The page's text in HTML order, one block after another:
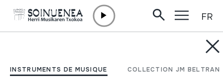
INSTRUMENTS DE MUSIQUE COLLECTION JM BELTRAN
FR
Euskerazaintza. XXXV